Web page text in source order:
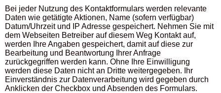
Bei jeder Nutzung des Kontaktformulars werden relevante
Daten wie getätigte Aktionen, Name (sofern verfügbar)
Datum/Uhrzeit und IP Adresse gespeichert. Nehmen Sie mit
dem Webseiten Betreiber auf diesem Weg Kontakt auf,
werden Ihre Angaben gespeichert, damit auf diese zur
Bearbeitung und Beantwortung Ihrer Anfrage
zurückgegriffen werden kann. Ohne Ihre Einwilligung
werden diese Daten nicht an Dritte weitergegeben. Ihr
Einverständnis zur Datenverarbeitung wird gegeben durch
Anklicken der Checkbox und Absenden des Formulars.